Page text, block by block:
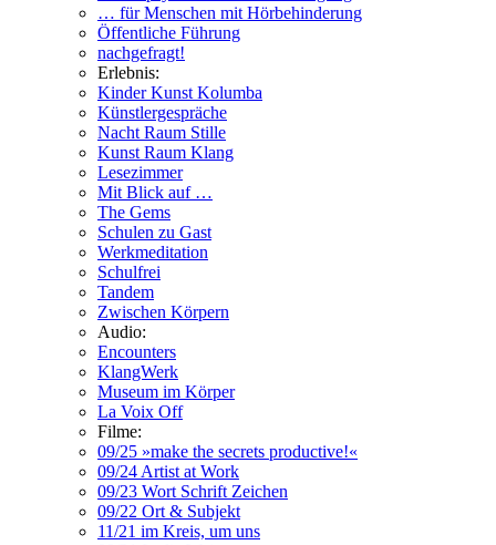
… für Menschen mit Hörbehinderung
Öffentliche Führung
nachgefragt!
Erlebnis:
Kinder Kunst Kolumba
Künstlergespräche
Nacht Raum Stille
Kunst Raum Klang
Lesezimmer
Mit Blick auf …
The Gems
Schulen zu Gast
Werkmeditation
Schulfrei
Tandem
Zwischen Körpern
Audio:
Encounters
KlangWerk
Museum im Körper
La Voix Off
Filme:
09/25 »make the secrets productive!«
09/24 Artist at Work
09/23 Wort Schrift Zeichen
09/22 Ort & Subjekt
11/21 im Kreis, um uns